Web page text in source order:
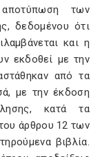
των
δεδομένου ότι
και η
εκδοθεί με την
από τα
με την έκδοση
κατά τα
άρθρου 12 των
βιβλία.